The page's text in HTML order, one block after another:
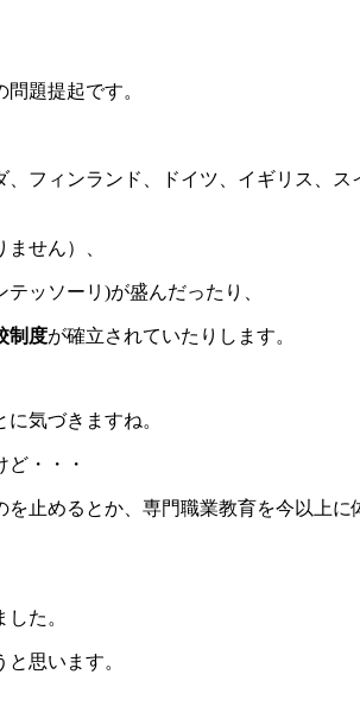
題提起です。
フィンランド、ドイツ、イギリス、
ません）、
ッソーリ)が盛んだったり、
制度が確立されていたりします。
に気づきますね。
・・・
止めるとか、専門職業教育を今以上
た。
思います。